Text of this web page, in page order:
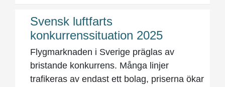
Svensk luftfarts
konkurrenssituation 2025
Flygmarknaden i Sverige präglas av
bristande konkurrens. Många linjer
trafikeras av endast ett bolag, priserna ökar